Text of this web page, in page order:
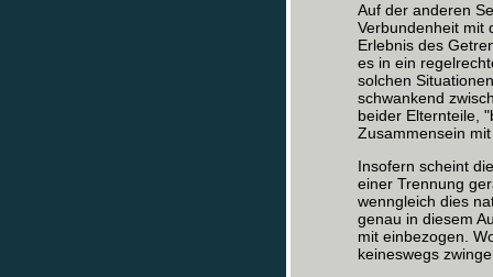
Auf der anderen
Verbundenheit mit
Erlebnis des
es in ein
solchen
schwankend
beider Elternteile,
Zusammensein
Insofern scheint
einer Trennung
wenngleich dies
genau in diesem
mit einbezogen.
keineswegs